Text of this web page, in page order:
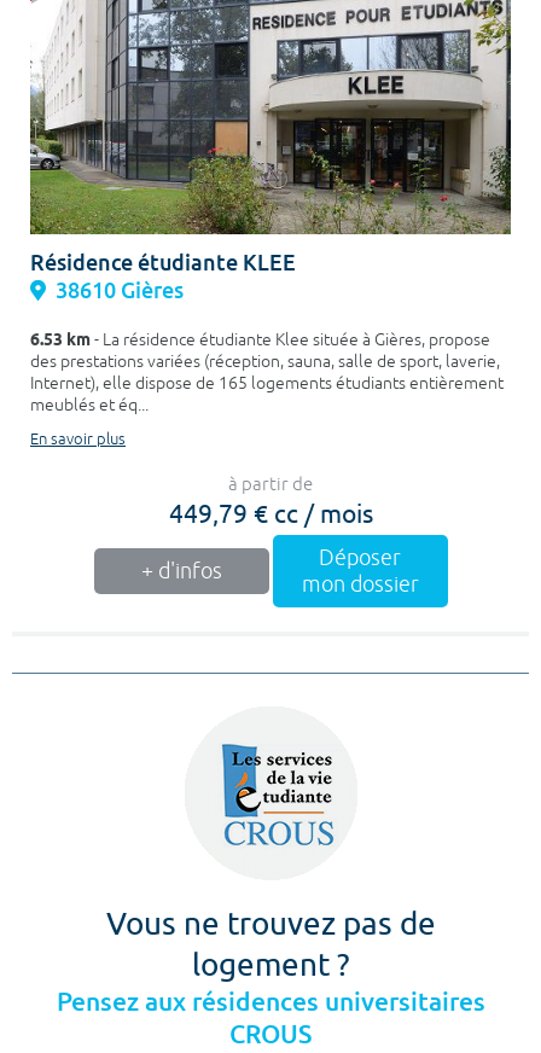
Résidence étudiante KLEE
38610 Gières
6.53 km- La résidence étudiante Klee située à Gières, propose
des prestations variées (réception, sauna, salle de sport, laverie,
Internet), elle dispose de 165 logements étudiants entièrement
meublés et éq...
En savoir plus
à partir de
449,79 € cc / mois
+ d'infos
Déposer
mon dossier
Vous ne trouvez pas de
logement ?
Pensez aux résidences universitaires
CROUS